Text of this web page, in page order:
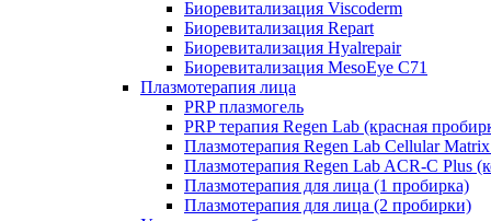
Биоревитализация Viscoderm
Биоревитализация Repart
Биоревитализация Hyalrepair
Биоревитализация MesoEye C71
Плазмотерапия лица
PRP плазмогель
PRP терапия Regen Lab (красная
Плазмотерапия Regen Lab Cellular
Плазмотерапия Regen Lab ACR-C Plus
Плазмотерапия для лица (1 пробирка)
Плазмотерапия для лица (2 пробирки)